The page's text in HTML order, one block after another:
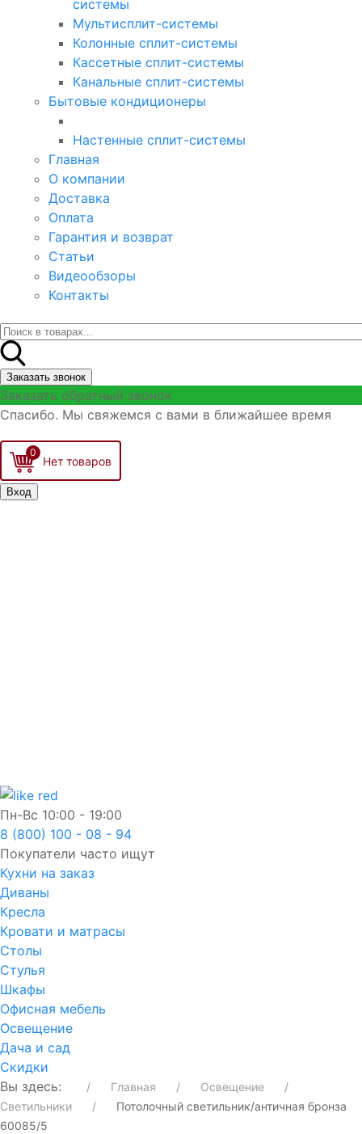
системы
Мультисплит-системы
Колонные сплит-системы
Кассетные сплит-системы
Канальные сплит-системы
Бытовые кондиционеры
Настенные сплит-системы
Главная
О компании
Доставка
Оплата
Гарантия и возврат
Статьи
Видеообзоры
Контакты
Заказать звонок
Заказать обратный звонок
Спасибо. Мы свяжемся с вами в ближайшее время
0
Вход
Пн-Вс 10:00 - 19:00
8 (800) 100 - 08 - 94
Покупатели часто ищут
Кухни на заказ
Диваны
Кресла
Кровати и матрасы
Столы
Стулья
Шкафы
Офисная мебель
Освещение
Дача и сад
Скидки
Вы здесь:
Главная
Освещение
Светильники
Потолочный светильник/античная бронза
60085/5